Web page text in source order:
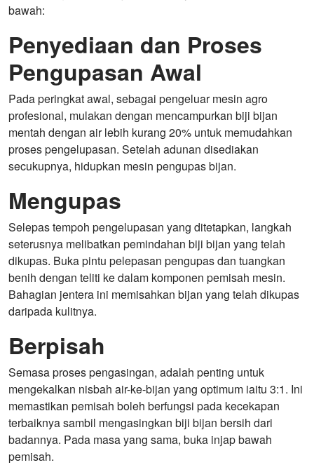
bawah:
Penyediaan dan Proses
Pengupasan Awal
Pada peringkat awal, sebagai pengeluar mesin agro
profesional, mulakan dengan mencampurkan biji bijan
mentah dengan air lebih kurang 20% untuk memudahkan
proses pengelupasan. Setelah adunan disediakan
secukupnya, hidupkan mesin pengupas bijan.
Mengupas
Selepas tempoh pengelupasan yang ditetapkan, langkah
seterusnya melibatkan pemindahan biji bijan yang telah
dikupas. Buka pintu pelepasan pengupas dan tuangkan
benih dengan teliti ke dalam komponen pemisah mesin.
Bahagian jentera ini memisahkan bijan yang telah dikupas
daripada kulitnya.
Berpisah
Semasa proses pengasingan, adalah penting untuk
mengekalkan nisbah air-ke-bijan yang optimum iaitu 3:1. Ini
memastikan pemisah boleh berfungsi pada kecekapan
terbaiknya sambil mengasingkan biji bijan bersih dari
badannya. Pada masa yang sama, buka injap bawah
pemisah.